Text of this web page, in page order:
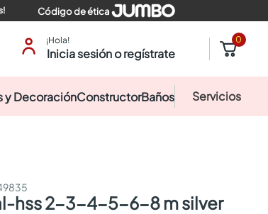
Código de ética
¡Hola!
Inicia sesión o regístrate
0
y DecoraciónConstructorBaños Servicios
hss 2-3-4-5-6-8 m silver